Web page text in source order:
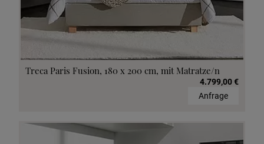
Treca Paris Fusion, 180 x 200 cm, mit Matratze/n
4.799,00 €
Anfrage